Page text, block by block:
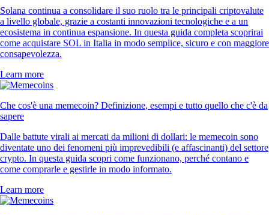
Solana continua a consolidare il suo ruolo tra le principali criptovalute
a livello globale, grazie a costanti innovazioni tecnologiche e a un
ecosistema in continua espansione. In questa guida completa scoprirai
come acquistare SOL in Italia in modo semplice, sicuro e con maggiore
consapevolezza.
Learn more
Che cos'è una memecoin? Definizione, esempi e tutto quello che c'è da
sapere
Dalle battute virali ai mercati da milioni di dollari: le memecoin sono
diventate uno dei fenomeni più imprevedibili (e affascinanti) del settore
crypto. In questa guida scopri come funzionano, perché contano e
come comprarle e gestirle in modo informato.
Learn more